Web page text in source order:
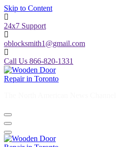
Skip to Content
24x7 Support
oblocksmith1@gmail.com
Call Us 866-820-1331